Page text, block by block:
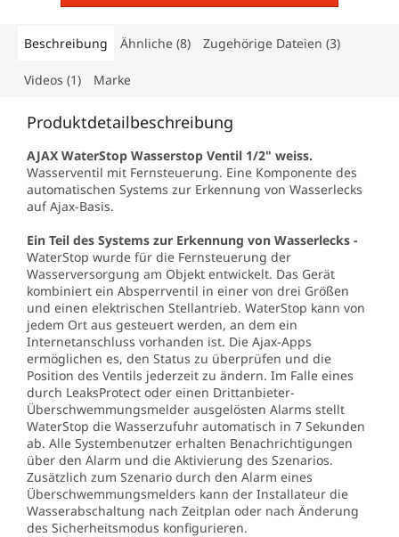
Beschreibung Ähnliche (8) Zugehörige Dateien (3)
Videos (1) Marke
Produktdetailbeschreibung
AJAX WaterStop Wasserstop Ventil 1/2" weiss.
Wasserventil mit Fernsteuerung. Eine Komponente des
automatischen Systems zur Erkennung von Wasserlecks
auf Ajax-Basis.
Ein Teil des Systems zur Erkennung von Wasserlecks -
WaterStop wurde für die Fernsteuerung der
Wasserversorgung am Objekt entwickelt. Das Gerät
kombiniert ein Absperrventil in einer von drei Größen
und einen elektrischen Stellantrieb. WaterStop kann von
jedem Ort aus gesteuert werden, an dem ein
Internetanschluss vorhanden ist. Die Ajax-Apps
ermöglichen es, den Status zu überprüfen und die
Position des Ventils jederzeit zu ändern. Im Falle eines
durch LeaksProtect oder einen Drittanbieter-
Überschwemmungsmelder ausgelösten Alarms stellt
WaterStop die Wasserzufuhr automatisch in 7 Sekunden
ab. Alle Systembenutzer erhalten Benachrichtigungen
über den Alarm und die Aktivierung des Szenarios.
Zusätzlich zum Szenario durch den Alarm eines
Überschwemmungsmelders kann der Installateur die
Wasserabschaltung nach Zeitplan oder nach Änderung
des Sicherheitsmodus konfigurieren.